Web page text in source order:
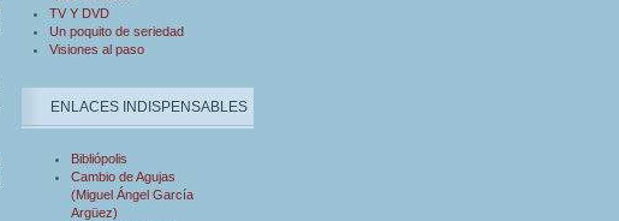
TV Y DVD
Un poquito de seriedad
Visiones al paso
ENLACES INDISPENSABLES
Bibliópolis
Cambio de Agujas
(Miguel Ángel García
Argüez)